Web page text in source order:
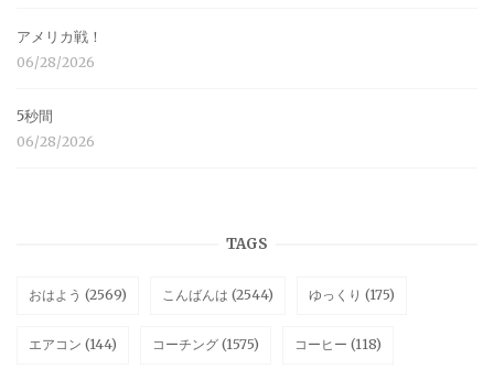
アメリカ戦！
06/28/2026
5秒間
06/28/2026
TAGS
おはよう (2569) こんばんは (2544) ゆっくり (175)
エアコン (144) コーチング (1575) コーヒー (118)